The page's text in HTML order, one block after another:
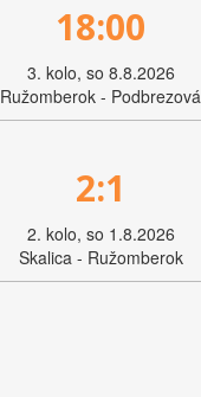
18:00
3. kolo, so 8.8.2026
Ružomberok - Podbrezová
2:1
2. kolo, so 1.8.2026
Skalica - Ružomberok